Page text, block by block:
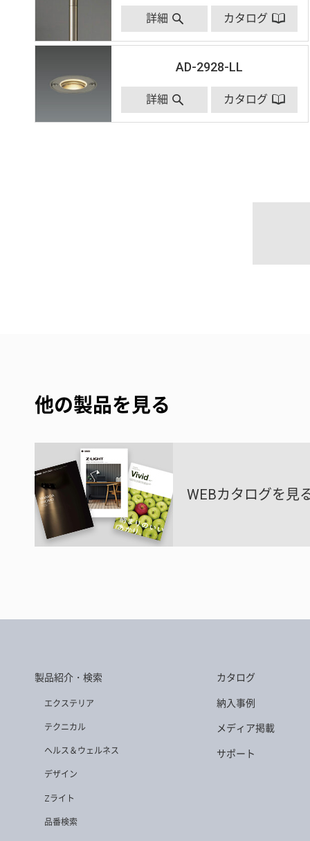
詳細 カタログ
AD-2928-LL
詳細 カタログ
他の製品を見る
WEBカタログを見
製品紹介・検索
エクステリア
テクニカル
ヘルス＆ウェルネス
デザイン
Zライト
品番検索
カタログ
納入事例
メディア掲載
サポート